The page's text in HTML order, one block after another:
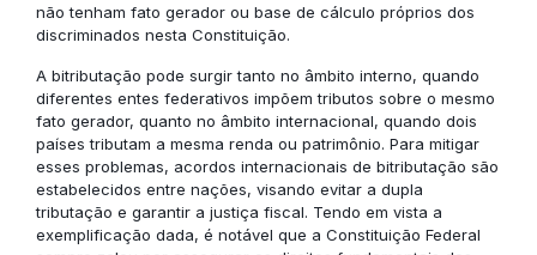
não tenham fato gerador ou base de cálculo próprios dos
discriminados nesta Constituição.
A bitributação pode surgir tanto no âmbito interno, quando
diferentes entes federativos impõem tributos sobre o mesmo
fato gerador, quanto no âmbito internacional, quando dois
países tributam a mesma renda ou patrimônio. Para mitigar
esses problemas, acordos internacionais de bitributação são
estabelecidos entre nações, visando evitar a dupla
tributação e garantir a justiça fiscal. Tendo em vista a
exemplificação dada, é notável que a Constituição Federal